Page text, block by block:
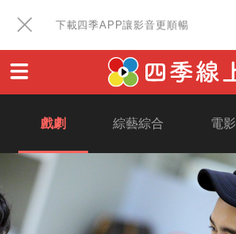
下載四季APP讓影音更順暢
戲劇 綜藝綜合 電影